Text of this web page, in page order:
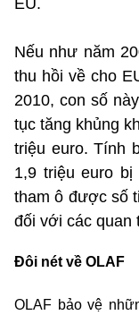
Nếu như năm
thu hồi về cho
2010, con số
tục tăng khủng
triệu euro. Tính
1,9 triệu euro bị
tham ô được số
đối với các quan
Đôi nét về OLAF
OLAF bảo vệ